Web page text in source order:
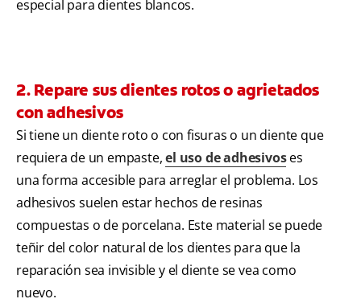
especial para dientes blancos.
2. Repare sus dientes rotos o agrietados
con adhesivos
Si tiene un diente roto o con fisuras o un diente que
requiera de un empaste,el uso de adhesivoses
una forma accesible para arreglar el problema. Los
adhesivos suelen estar hechos de resinas
compuestas o de porcelana. Este material se puede
teñir del color natural de los dientes para que la
reparación sea invisible y el diente se vea como
nuevo.